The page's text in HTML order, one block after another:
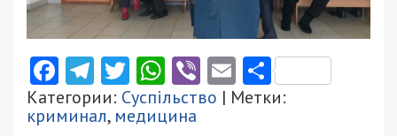
Facebook
Telegram
Twitter
WhatsApp
ViberEmail
Категории: Суспільство | Метки:
криминал, медицина